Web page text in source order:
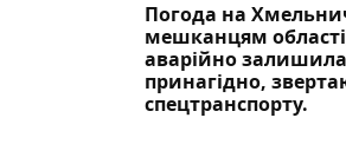
Погода на
мешканцям
аварійно
принагідно,
спецтранспорту.